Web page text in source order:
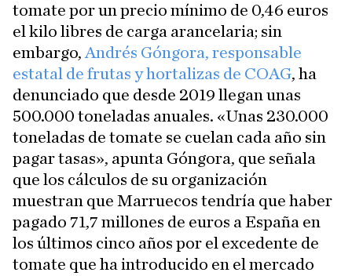
tomate por un precio mínimo de 0,46 euros
el kilo libres de carga arancelaria; sin
embargo, Andrés Góngora, responsable
estatal de frutas y hortalizas de COAG, ha
denunciado que desde 2019 llegan unas
500.000 toneladas anuales. «Unas 230.000
toneladas de tomate se cuelan cada año sin
pagar tasas», apunta Góngora, que señala
que los cálculos de su organización
muestran que Marruecos tendría que haber
pagado 71,7 millones de euros a España en
los últimos cinco años por el excedente de
tomate que ha introducido en el mercado